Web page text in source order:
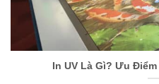
In UV Là Gì? Ưu